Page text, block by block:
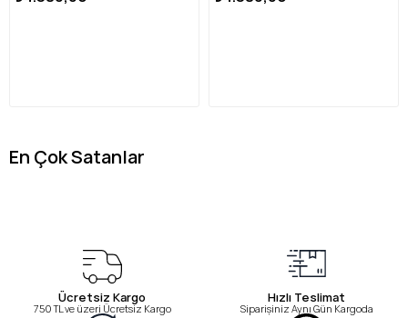
En Çok Satanlar
Ücretsiz Kargo
750 TL ve üzeri Ücretsiz Kargo
Hızlı Teslimat
Siparişiniz Aynı Gün Kargoda